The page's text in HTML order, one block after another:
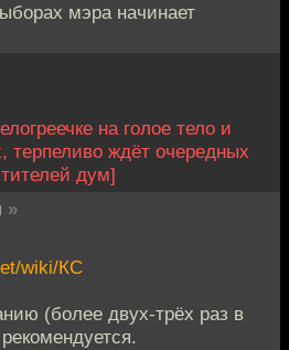
мэра начинает
на голое тело и
терпеливо ждёт очередных
дум]
»
wiki/КС
(более двух-трёх раз в